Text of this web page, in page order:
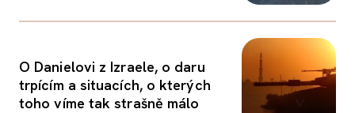
PORADNA
O Danielovi z Izraele, o daru
trpícím a situacích, o kterých
toho víme tak strašně málo